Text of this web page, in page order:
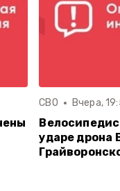
СВО Вчера,
ударе дрона